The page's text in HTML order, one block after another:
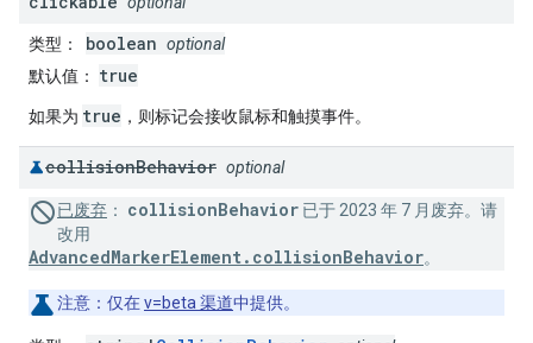
类型 ： boolean optional
默认值 ： true
如果为 true ，则标记会接收鼠标和触摸事件。
collisionBehavior optional
已废弃 ： collisionBehavior 已于 2023 年 7 月废弃。请
改用
AdvancedMarkerElement.collisionBehavior。
注意 ：仅在v=beta 渠道中提供。